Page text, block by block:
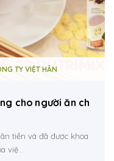
TY VIỆT HÂN
cho người ăn chay
tiền và đã được khoa
việ...